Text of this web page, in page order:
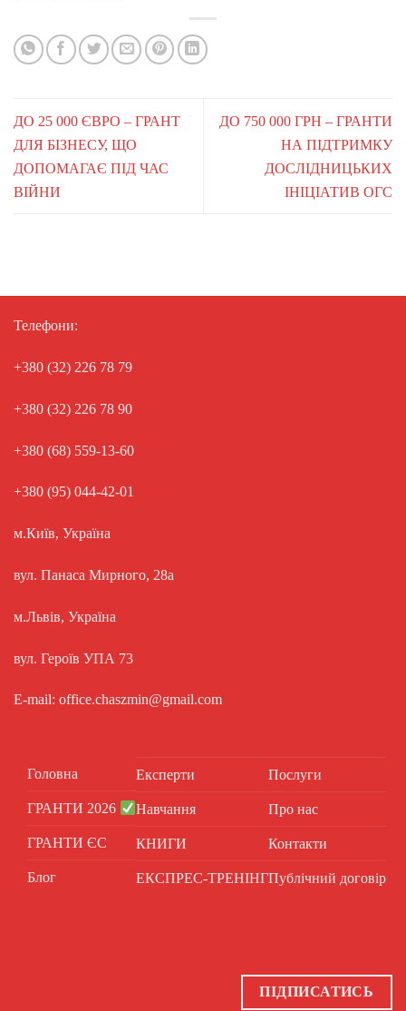
ДО 25 000 ЄВРО – ГРАНТ
ДЛЯ БІЗНЕСУ, ЩО
ДОПОМАГАЄ ПІД ЧАС
ВІЙНИ
ДО 750 000 ГРН – ГРАНТИ
НА ПІДТРИМКУ
ДОСЛІДНИЦЬКИХ
ІНІЦІАТИВ ОГС
Телефони:
+380 (32) 226 78 79
+380 (32) 226 78 90
+380 (68) 559-13-60
+380 (95) 044-42-01
м.Київ, Україна
вул. Панаса Мирного, 28а
м.Львів, Україна
вул. Героїв УПА 73
E-mail: office.chaszmin@gmail.com
Головна
ГРАНТИ 2026
ГРАНТИ ЄС
Блог
Експерти
Навчання
КНИГИ
ЕКСПРЕС-ТРЕНІНГ
Послуги
Про нас
Контакти
Публічний договір
ПІДПИСАТИСЬ